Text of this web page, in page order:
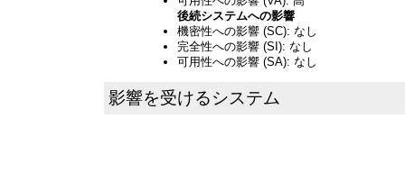
後続システムへの影響
機密性への影響 (SC): なし
完全性への影響 (SI): なし
可用性への影響 (SA): なし
影響を受けるシステム